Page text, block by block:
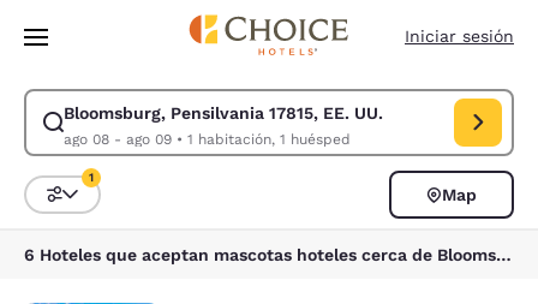
Saltar A Contenido Principal
Iniciar sesión
Bloomsburg, Pensilvania 17815, EE. UU.
ago 08 - ago 09• 1 habitación, 1 huésped
Modificar búsqueda para Bloomsburg, Pensilvania 17815, EE. UU..
Ordenar y filtrar
1
Map
6 Hoteles que aceptan mascotas hoteles cerca de Bloomsburg, Pensilvania 17815, EE. UU. coinciden con tus filtros